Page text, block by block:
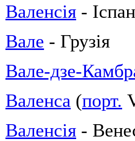
Валенсія -
Вале - Грузія
Вале-дзе-
Валенса (порт.
Валенсія -